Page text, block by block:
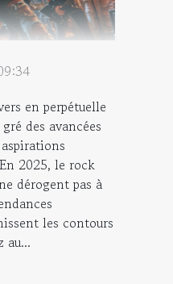
en perpétuelle
des avancées
2025, le rock
dérogent pas à
les contours
au...